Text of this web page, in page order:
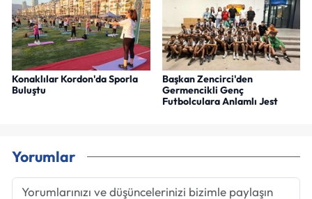
Konaklılar Kordon'da Sporla
Buluştu
Başkan Zencirci'den
Germencikli Genç
Futbolculara Anlamlı Jest
Yorumlar